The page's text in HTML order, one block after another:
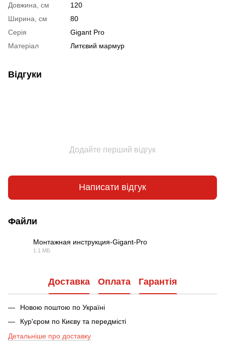
Довжина, см
120
Ширина, см
80
Серія
Gigant Pro
Матеріал
Литєвий мармур
Відгуки
Додайте перший відгук
Написати відгук
Файли
Монтажная инструкция-Gigant-Pro
1.1 МБ
Доставка Оплата Гарантія
Новою поштою по Україні
Кур'єром по Києву та передмісті
Детальніше про доставку